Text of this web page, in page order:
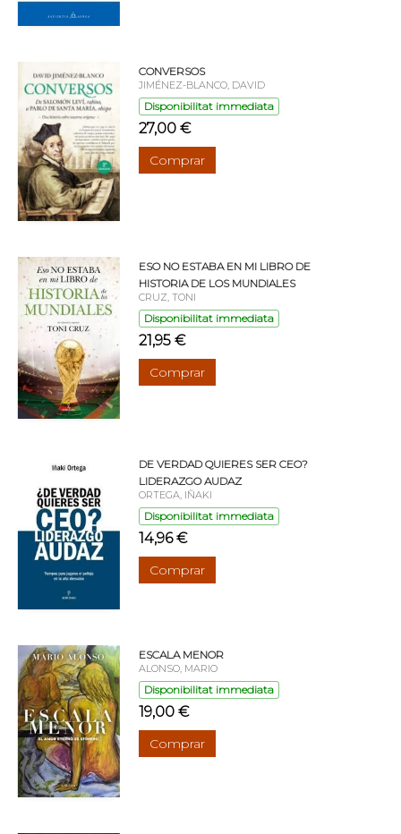
CONVERSOS
JIMÉNEZ-BLANCO, DAVID
Disponibilitat immediata
27,00 €
Comprar
ESO NO ESTABA EN MI LIBRO DE
HISTORIA DE LOS MUNDIALES
CRUZ, TONI
Disponibilitat immediata
21,95 €
Comprar
DE VERDAD QUIERES SER CEO?
LIDERAZGO AUDAZ
ORTEGA, IÑAKI
Disponibilitat immediata
14,96 €
Comprar
ESCALA MENOR
ALONSO, MARIO
Disponibilitat immediata
19,00 €
Comprar